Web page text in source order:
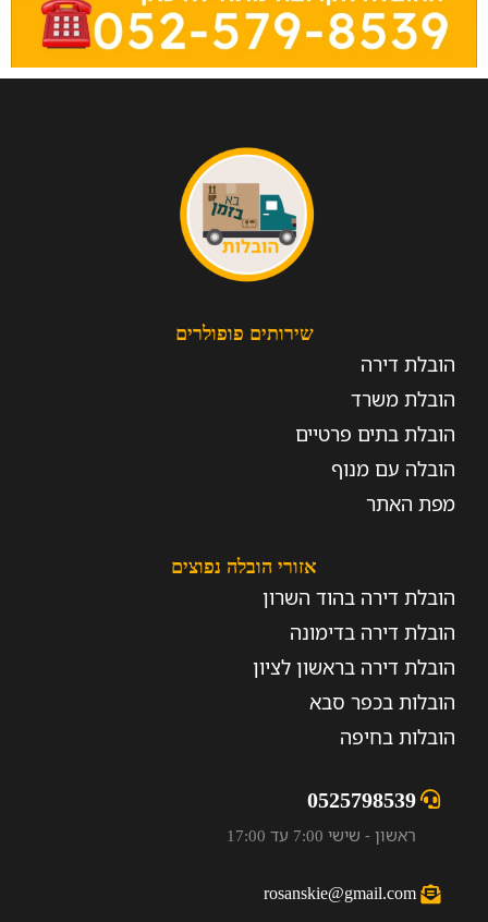
שירותים פופולרים
הובלת דירה
הובלת משרד
הובלת בתים פרטיים
הובלה עם מנוף
מפת האתר
אזורי הובלה נפוצים
הובלת דירה בהוד השרון
הובלת דירה בדימונה
הובלת דירה בראשון לציון
הובלות בכפר סבא
הובלות בחיפה
0525798539
ראשון - שישי 7:00 עד 17:00
rosanskie@gmail.com